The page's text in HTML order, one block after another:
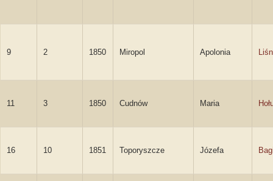
9 2 1850 Miropol Apolonia
11 3 1850 Cudnów Maria
16 10 1851 Toporyszcze Józefa